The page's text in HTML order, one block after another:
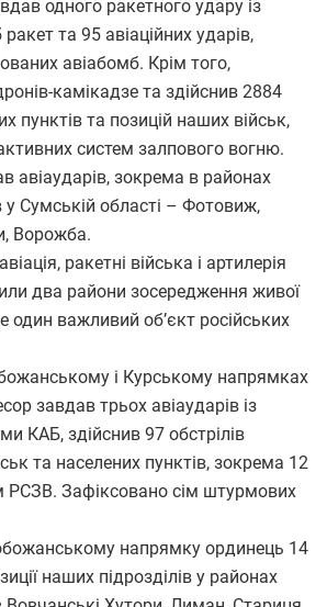
одного ракетного удару із
та 95 авіаційних ударів,
авіабомб. Крім того,
камікадзе та здійснив 2884
пунктів та позицій наших військ,
систем залпового вогню.
авіаударів, зокрема в районах
у Сумській області – Фотовиж,
Ворожба.
ракетні війська і артилерія
два райони зосередження живої
один важливий об’єкт російських
і Курському напрямках
завдав трьох авіаударів із
КАБ, здійснив 97 обстрілів
та населених пунктів, зокрема 12
РСЗВ. Зафіксовано сім штурмових
напрямку ординець 14
наших підрозділів у районах